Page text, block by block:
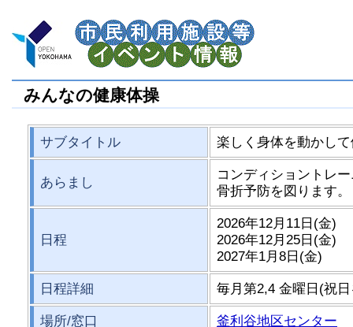
みんなの健康体操
サブタイトル 楽しく身体を動かし
あらまし
コンディショントレ
骨折予防を図ります。
日程
2026年12月11日(金)
2026年12月25日(金)
2027年1月8日(金)
日程詳細 毎月第2,4 金曜日(祝
場所/窓口 釜利谷地区センター